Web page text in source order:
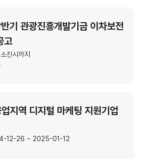
기 관광진흥개발기금 이차보전
고
진시까지
지역 디지털 마케팅 지원기업
12-26 ~ 2025-01-12